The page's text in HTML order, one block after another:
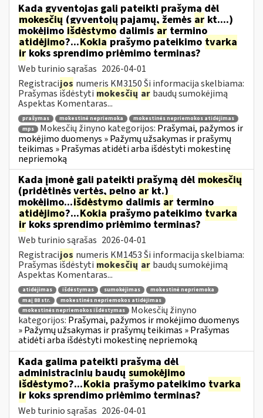
Kada gyventojas gali pateikti prašymą dėl
mokesčių (gyventojų pajamų, žemės ar kt....)
mokėjimo išdėstymo dalimis ar termino
atidėjimo?...Kokiaprašymo pateikimo tvarka
irkoks sprendimo priėmimo terminas?
Web turinio sąrašas 2026-04-01
Registracijos numeris KM3150 Ši informacija skelbiama:
Prašymas išdėstyti mokesčių ar baudų sumokėjimą
Aspektas Komentaras...
prašymas mokestinė nepriemoka
mokestinės nepriemokos atidėjimas
mps
Mokesčių žinyno kategorijos: Prašymai, pažymos ir
mokėjimo duomenys » Pažymų užsakymas ir prašymų
teikimas » Prašymas atidėti arba išdėstyti mokestinę
nepriemoką
Kada įmonė gali pateikti prašymą dėl mokesčių
(pridėtinės vertės, pelno ar kt.)
mokėjimo...išdėstymo dalimis ar termino
atidėjimo?...Kokiaprašymo pateikimo tvarka
irkoks sprendimo priėmimo terminas?
Web turinio sąrašas 2026-04-01
Registracijos numeris KM1453 Ši informacija skelbiama:
Prašymas išdėstyti mokesčių ar baudų sumokėjimą
Aspektas Komentaras...
atidėjimas išdėstymas sumokėjimas
mokestinė nepriemoka
maį 88 str.
mokestinės nepriemokos atidėjimas
mokestinės nepriemokos išdėstymas
Mokesčių žinyno
kategorijos: Prašymai, pažymos ir mokėjimo duomenys
» Pažymų užsakymas ir prašymų teikimas » Prašymas
atidėti arba išdėstyti mokestinę nepriemoką
Kada galima pateikti prašymą dėl
administracinių baudų sumokėjimo
išdėstymo?...Kokia prašymo pateikimo tvarka
irkoks sprendimo priėmimo terminas?
Web turinio sąrašas 2026-04-01